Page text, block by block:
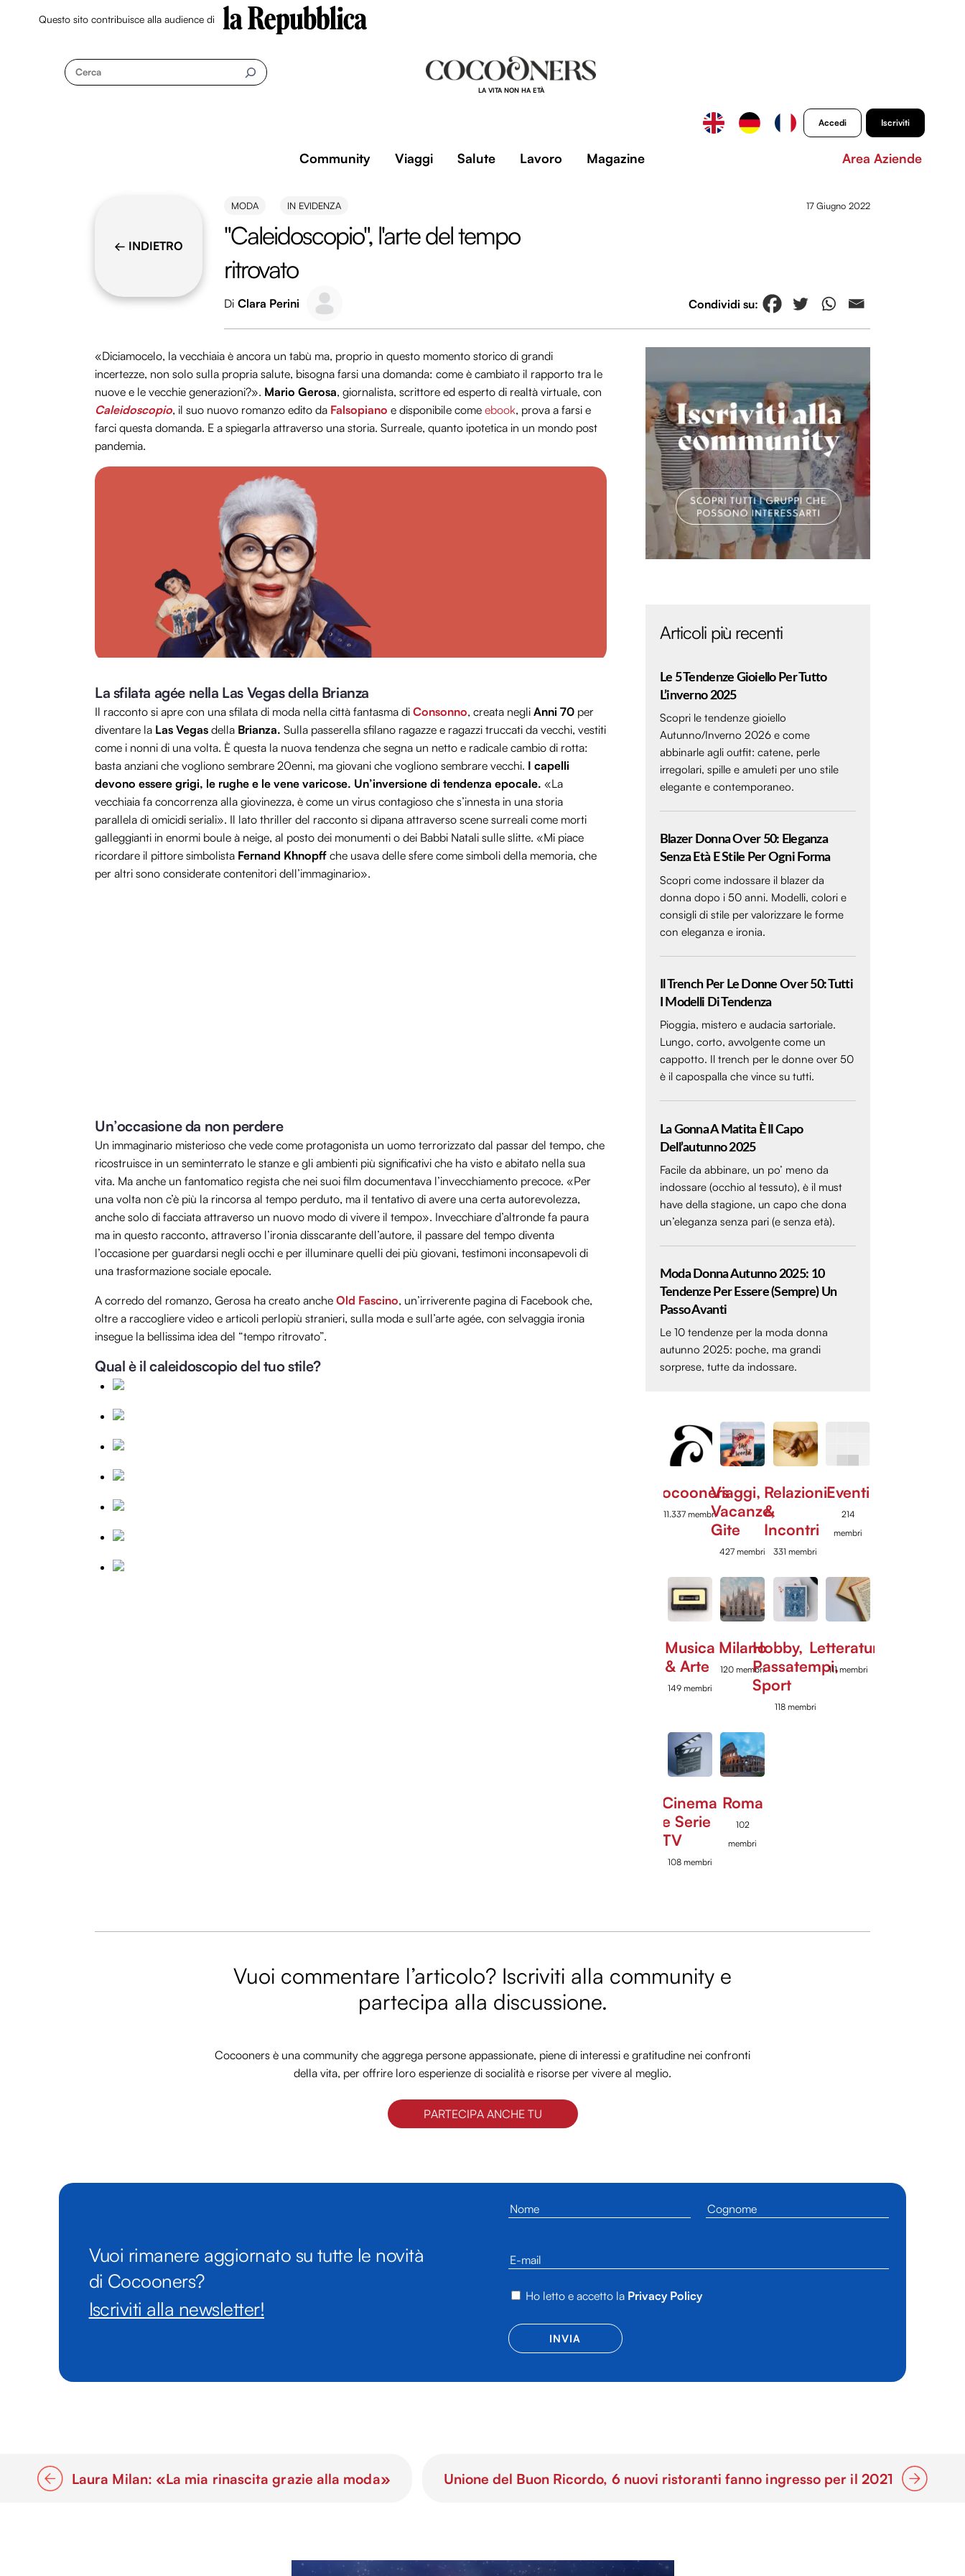
Questo sito contribuisce alla audience di
Cerca
LA VITA NON HA ETÀ
Accedi Iscriviti
Community Viaggi Salute Lavoro Magazine Area Aziende
← INDIETRO
MODA IN EVIDENZA 17 Giugno 2022
"Caleidoscopio", l'arte del tempo
ritrovato
Di Clara Perini
«Diciamocelo, la vecchiaia è ancora un tabù ma, proprio in questo momento storico di grandi
incertezze, non solo sulla propria salute, bisogna farsi una domanda: come è cambiato il rapporto tra le
nuove e le vecchie generazioni?». Mario Gerosa, giornalista, scrittore ed esperto di realtà virtuale, con
Caleidoscopio, il suo nuovo romanzo edito da Falsopiano e disponibile come ebook, prova a farsi e
farci questa domanda. E a spiegarla attraverso una storia. Surreale, quanto ipotetica in un mondo post
pandemia.
La sfilata agée nella Las Vegas della Brianza
Il racconto si apre con una sfilata di moda nella città fantasma di Consonno, creata negli Anni 70 per
diventare la Las Vegas della Brianza. Sulla passerella sfilano ragazze e ragazzi truccati da vecchi, vestiti
come i nonni di una volta. È questa la nuova tendenza che segna un netto e radicale cambio di rotta:
basta anziani che vogliono sembrare 20enni, ma giovani che vogliono sembrare vecchi. I capelli
devono essere grigi, le rughe e le vene varicose. Un’inversione di tendenza epocale. «La
vecchiaia fa concorrenza alla giovinezza, è come un virus contagioso che s’innesta in una storia
parallela di omicidi seriali». Il lato thriller del racconto si dipana attraverso scene surreali come morti
galleggianti in enormi boule à neige, al posto dei monumenti o dei Babbi Natali sulle slitte. «Mi piace
ricordare il pittore simbolista Fernand Khnopff che usava delle sfere come simboli della memoria, che
per altri sono considerate contenitori dell’immaginario».
Un’occasione da non perdere
Un immaginario misterioso che vede come protagonista un uomo terrorizzato dal passar del tempo, che
ricostruisce in un seminterrato le stanze e gli ambienti più significativi che ha visto e abitato nella sua
vita. Ma anche un fantomatico regista che nei suoi film documentava l’invecchiamento precoce. «Per
una volta non c’è più la rincorsa al tempo perduto, ma il tentativo di avere una certa autorevolezza,
anche solo di facciata attraverso un nuovo modo di vivere il tempo». Invecchiare d’altronde fa paura
ma in questo racconto, attraverso l’ironia disscarante dell’autore, il passare del tempo diventa
l’occasione per guardarsi negli occhi e per illuminare quelli dei più giovani, testimoni inconsapevoli di
una trasformazione sociale epocale.
A corredo del romanzo, Gerosa ha creato anche Old Fascino, un’irriverente pagina di Facebook che,
oltre a raccogliere video e articoli perlopiù stranieri, sulla moda e sull’arte agée, con selvaggia ironia
insegue la bellissima idea del “tempo ritrovato”.
Qual è il caleidoscopio del tuo stile?
Articoli più recenti
Le 5 Tendenze Gioiello Per Tutto
L’inverno 2025
Scopri le tendenze gioiello
Autunno/Inverno 2026 e come
abbinarle agli outfit: catene, perle
irregolari, spille e amuleti per uno stile
elegante e contemporaneo.
Blazer Donna Over 50: Eleganza
Senza Età E Stile Per Ogni Forma
Scopri come indossare il blazer da
donna dopo i 50 anni. Modelli, colori e
consigli di stile per valorizzare le forme
con eleganza e ironia.
Il Trench Per Le Donne Over 50: Tutti
I Modelli Di Tendenza
Pioggia, mistero e audacia sartoriale.
Lungo, corto, avvolgente come un
cappotto. Il trench per le donne over 50
è il capospalla che vince su tutti.
La Gonna A Matita È Il Capo
Dell’autunno 2025
Facile da abbinare, un po’ meno da
indossare (occhio al tessuto), è il must
have della stagione, un capo che dona
un’eleganza senza pari (e senza età).
Moda Donna Autunno 2025: 10
Tendenze Per Essere (sempre) Un
Passo Avanti
Le 10 tendenze per la moda donna
autunno 2025: poche, ma grandi
sorprese, tutte da indossare.
Cocooners
11.337 membri
Viaggi,
Vacanze,
Gite
427 membri
Relazioni
&
Incontri
331 membri
Eventi
214
membri
Musica
& Arte
149 membri
Milano
120 membri
Hobby,
Passatempi,
Sport
118 membri
Letteratura
111 membri
Cinema
e Serie
TV
108 membri
Roma
102
membri
Vuoi commentare l’articolo? Iscriviti alla community e
partecipa alla discussione.
Cocooners è una community che aggrega persone appassionate, piene di interessi e gratitudine nei confronti
della vita, per offrire loro esperienze di socialità e risorse per vivere al meglio.
PARTECIPA ANCHE TU
Vuoi rimanere aggiornato su tutte le novità
di Cocooners?
Iscriviti alla newsletter!
Ho letto e accetto la Privacy Policy
Laura Milan: «La mia rinascita grazie alla moda» Unione del Buon Ricordo, 6 nuovi ristoranti fanno ingresso per il 2021